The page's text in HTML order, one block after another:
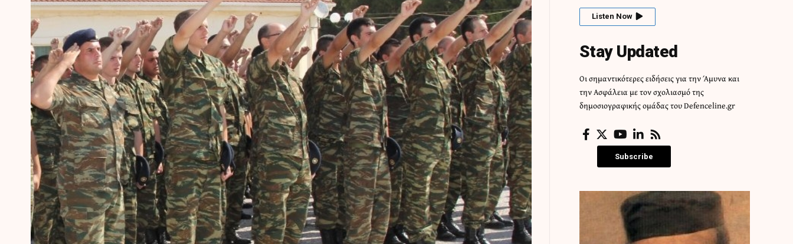
Listen Now
Stay Updated
Οι σημαντικότερες ειδήσεις για την Άμυνα και
την Ασφάλεια με τον σχολιασμό της
δημοσιογραφικής ομάδας του Defenceline.gr
Subscribe